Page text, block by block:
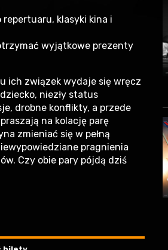
klasyki kina i
wyjątkowe prezenty
ich związek wydaje się wręcz
niezły status
drobne konflikty, a przede
na kolację parę
zmieniać się w pełną
pragnienia
Czy obie pary pójdą dziś